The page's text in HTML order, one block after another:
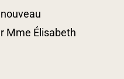
Mme Élisabeth